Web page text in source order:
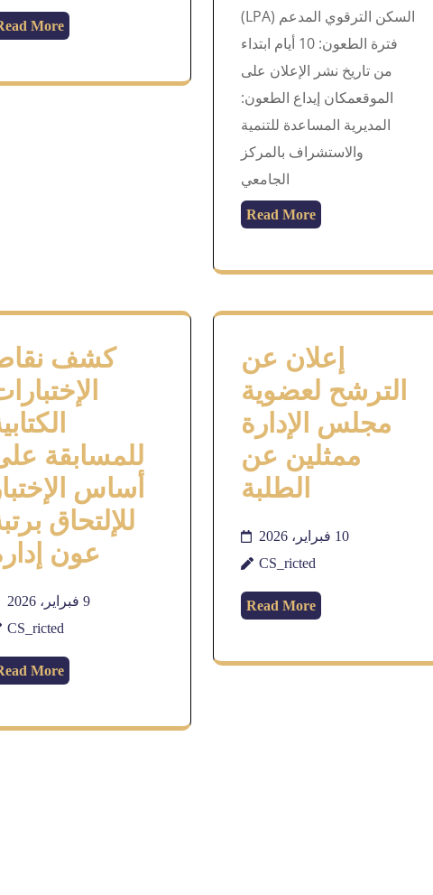
السكن الترقوي المدعم (LPA)
فترة الطعون: 10 أيام ابتداء
من تاريخ نشر الإعلان على
الموقعمكان إيداع الطعون:
المديرية المساعدة للتنمية
والاستشراف بالمركز
الجامعي
Read More
More
إعلان عن
الترشح لعضوية
مجلس الإدارة
ممثلين عن
الطلبة
10 فبراير، 2026
CS_ricted
Read More
كشف
للمسابقة
أساس
للإلتحاق
عون
9 فبراير، 2026
CS_ricted
More